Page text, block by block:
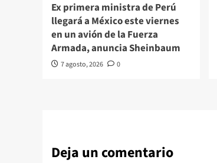
Ex primera ministra de Perú
llegará a México este viernes
en un avión de la Fuerza
Armada, anuncia Sheinbaum
7 agosto, 2026 0
Deja un comentario